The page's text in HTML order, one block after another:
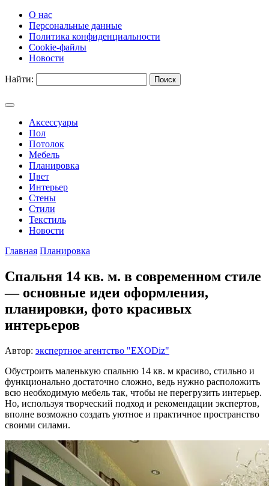
О нас
Персональные данные
Политика конфиденциальности
Cookie-файлы
Новости
Найти:
Аксессуары
Пол
Потолок
Мебель
Планировка
Цвет
Интерьер
Стены
Стили
Текстиль
Новости
Главная Планировка
Спальня 14 кв. м. в современном стиле
— основные идеи оформления,
планировки, фото красивых
интерьеров
Автор: экспертное агентство "EXODiz"
Обустроить маленькую спальню 14 кв. м красиво, стильно и
функционально достаточно сложно, ведь нужно расположить
всю необходимую мебель так, чтобы не перегрузить интерьер.
Но, используя творческий подход и рекомендации экспертов,
вполне возможно создать уютное и практичное пространство
своими силами.